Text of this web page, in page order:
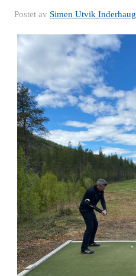
Postet av Simen Utvik Inderhaug